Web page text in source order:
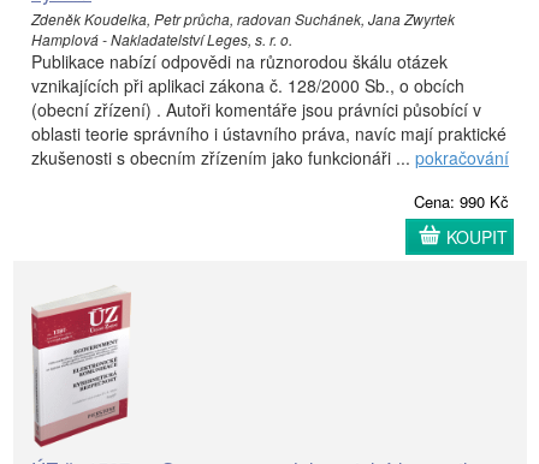
Zdeněk Koudelka, Petr průcha, radovan Suchánek, Jana Zwyrtek
Hamplová - Nakladatelství Leges, s. r. o.
Publikace nabízí odpovědi na různorodou škálu otázek
vznikajících při aplikaci zákona č. 128/2000 Sb., o obcích
(obecní zřízení) . Autoři komentáře jsou právníci působící v
oblasti teorie správního i ústavního práva, navíc mají praktické
zkušenosti s obecním zřízením jako funkcionáři ... pokračování
Cena: 990 Kč
KOUPIT